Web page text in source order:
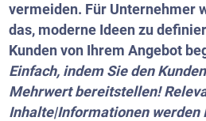
vermeiden. Für Unternehmer
das, moderne Ideen zu
Kunden von Ihrem Angebot
Einfach, indem Sie den
Mehrwert bereitstellen!
Inhalte|Informationen werden